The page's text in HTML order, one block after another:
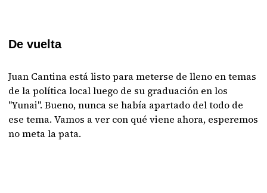
De vuelta
Juan Cantina está listo para meterse de lleno en temas
de la política local luego de su graduación en los
"Yunai". Bueno, nunca se había apartado del todo de
ese tema. Vamos a ver con qué viene ahora, esperemos
no meta la pata.